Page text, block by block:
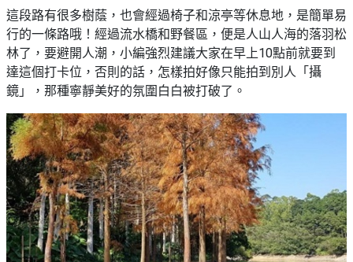
這段路有很多樹蔭，也會經過椅子和涼亭等休息地，是簡單易
行的一條路哦！經過流水橋和野餐區，便是人山人海的落羽松
林了，要避開人潮，小編強烈建議大家在早上10點前就要到
達這個打卡位，否則的話，怎樣拍好像只能拍到別人「攝
鏡」，那種寧靜美好的氛圍白白被打破了。